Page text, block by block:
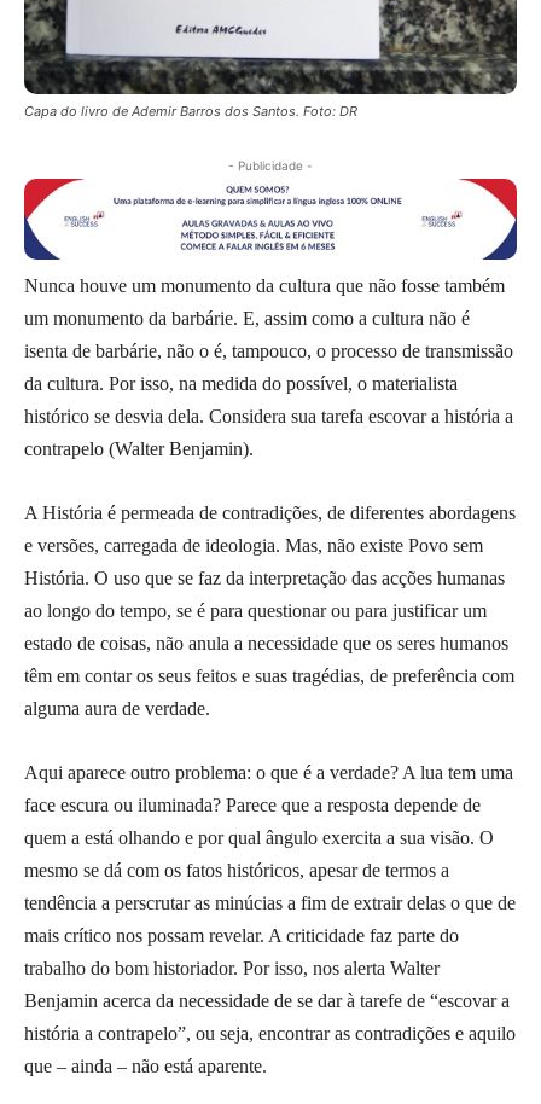
Capa do livro de Ademir Barros dos Santos. Foto: DR
- Publicidade -
Nunca houve um monumento da cultura que não fosse também
um monumento da barbárie. E, assim como a cultura não é
isenta de barbárie, não o é, tampouco, o processo de transmissão
da cultura. Por isso, na medida do possível, o materialista
histórico se desvia dela. Considera sua tarefa escovar a história a
contrapelo (Walter Benjamin).
A História é permeada de contradições, de diferentes abordagens
e versões, carregada de ideologia. Mas, não existe Povo sem
História. O uso que se faz da interpretação das acções humanas
ao longo do tempo, se é para questionar ou para justificar um
estado de coisas, não anula a necessidade que os seres humanos
têm em contar os seus feitos e suas tragédias, de preferência com
alguma aura de verdade.
Aqui aparece outro problema: o que é a verdade? A lua tem uma
face escura ou iluminada? Parece que a resposta depende de
quem a está olhando e por qual ângulo exercita a sua visão. O
mesmo se dá com os fatos históricos, apesar de termos a
tendência a perscrutar as minúcias a fim de extrair delas o que de
mais crítico nos possam revelar. A criticidade faz parte do
trabalho do bom historiador. Por isso, nos alerta Walter
Benjamin acerca da necessidade de se dar à tarefe de “escovar a
história a contrapelo”, ou seja, encontrar as contradições e aquilo
que – ainda – não está aparente.